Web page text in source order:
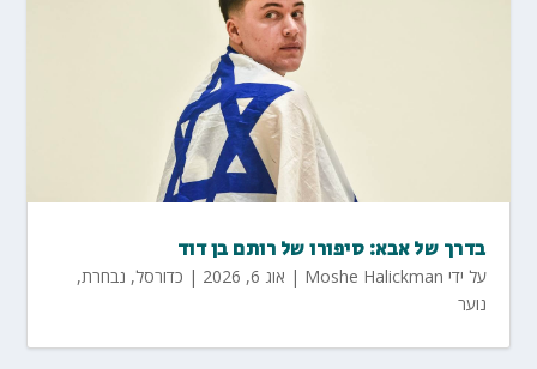
בדרך של אבא: סיפורו של רותם בן דוד
על ידי Moshe Halickman
| אוג 6, 2026 | כדורסל, נבחרת,
נוער